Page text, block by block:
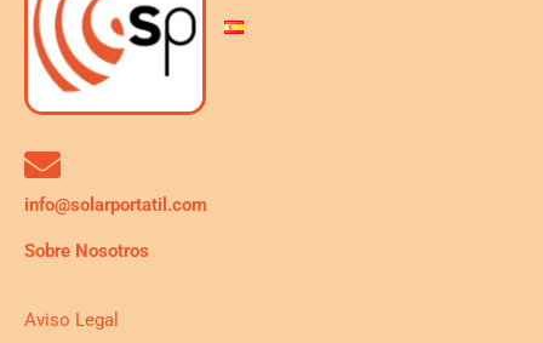
info@solarportatil.com
Sobre Nosotros
Aviso Legal